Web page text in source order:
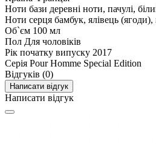
Ноти бази деревні ноти, пачулі,
Ноти серця бамбук, ялівець (ягоди),
Об`єм 100 мл
Пол Для чоловіків
Рік початку випуску 2017
Серія Pour Homme Special Edition
Відгуків (0)
Написати відгук
Написати відгук